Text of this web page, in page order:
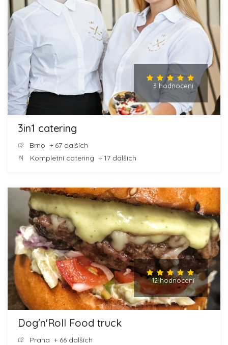
3 hodnocení
3in1 catering
Brno + 67 dalších
Kompletní catering + 17 dalších
12 hodnocení
Dog'n'Roll Food truck
Praha + 66 dalších